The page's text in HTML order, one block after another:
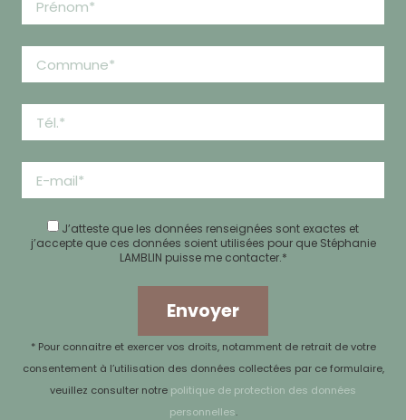
J’atteste que les données renseignées sont exactes et
j’accepte que ces données soient utilisées pour que Stéphanie
LAMBLIN puisse me contacter.*
Envoyer
* Pour connaitre et exercer vos droits, notamment de retrait de votre
consentement à l’utilisation des données collectées par ce formulaire,
veuillez consulter notre politique de protection des données
personnelles.